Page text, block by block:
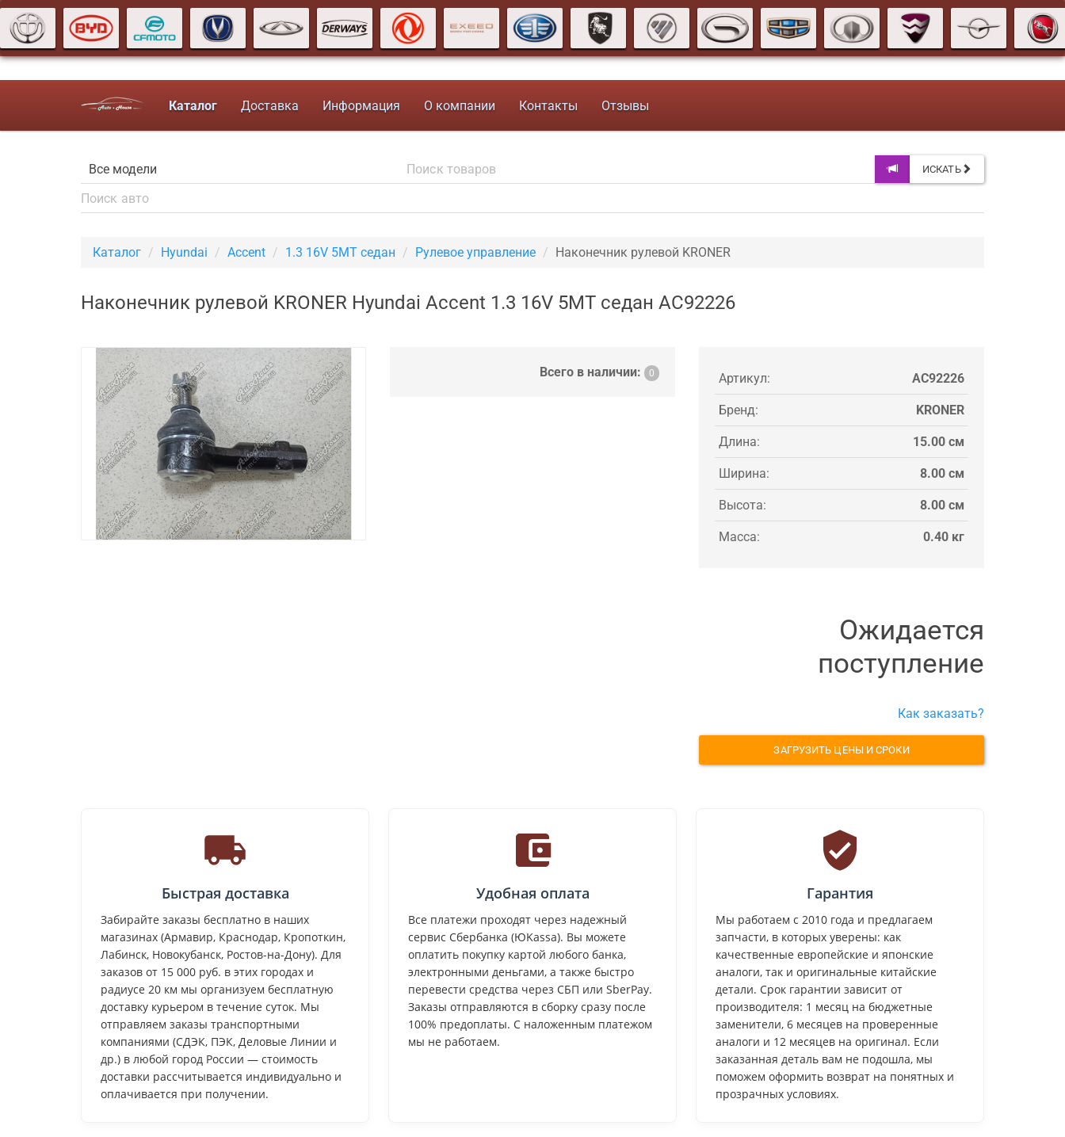
Каталог Доставка Информация О компании Контакты Отзывы
ИСКАТЬ
Каталог Hyundai Accent 1.3 16V 5MT седан Рулевое управление Наконечник рулевой KRONER
Наконечник рулевой KRONER Hyundai Accent 1.3 16V 5MT седан AC92226
Всего в наличии: 0 Артикул: AC92226
Бренд: KRONER
Длина: 15.00 см
Ширина: 8.00 см
Высота: 8.00 см
Масса: 0.40 кг
Ожидается
поступление
Как заказать?
ЗАГРУЗИТЬ ЦЕНЫ И СРОКИ
Быстрая доставка
Забирайте заказы бесплатно в наших
магазинах (Армавир, Краснодар, Кропоткин,
Лабинск, Новокубанск, Ростов-на-Дону). Для
заказов от 15 000 руб. в этих городах и
радиусе 20 км мы организуем бесплатную
доставку курьером в течение суток. Мы
отправляем заказы транспортными
компаниями (СДЭК, ПЭК, Деловые Линии и
др.) в любой город России — стоимость
доставки рассчитывается индивидуально и
оплачивается при получении.
Удобная оплата
Все платежи проходят через надежный
сервис Сбербанка (ЮKassa). Вы можете
оплатить покупку картой любого банка,
электронными деньгами, а также быстро
перевести средства через СБП или SberPay.
Заказы отправляются в сборку сразу после
100% предоплаты. С наложенным платежом
мы не работаем.
Гарантия
Мы работаем с 2010 года и предлагаем
запчасти, в которых уверены: как
качественные европейские и японские
аналоги, так и оригинальные китайские
детали. Срок гарантии зависит от
производителя: 1 месяц на бюджетные
заменители, 6 месяцев на проверенные
аналоги и 12 месяцев на оригинал. Если
заказанная деталь вам не подошла, мы
поможем оформить возврат на понятных и
прозрачных условиях.